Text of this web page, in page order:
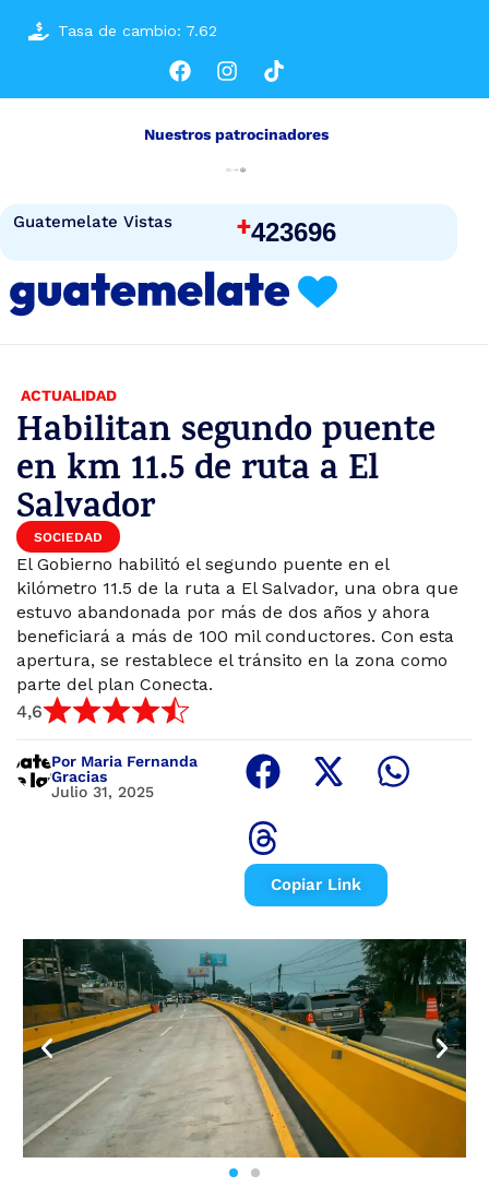
Tasa de cambio: 7.62
Guatemelate Vistas +423696
Nuestros patrocinadores
ACTUALIDAD
Habilitan segundo puente
en km 11.5 de ruta a El
Salvador
SOCIEDAD
El Gobierno habilitó el segundo puente en el
kilómetro 11.5 de la ruta a El Salvador, una obra que
estuvo abandonada por más de dos años y ahora
beneficiará a más de 100 mil conductores. Con esta
apertura, se restablece el tránsito en la zona como
parte del plan Conecta.
4,6
Por Maria Fernanda
Gracias
Julio 31, 2025
Copiar Link